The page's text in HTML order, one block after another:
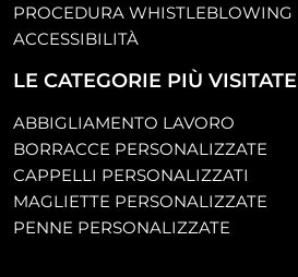
PROCEDURA WHISTLEBLOWING
ACCESSIBILITÀ
LE CATEGORIE PIÙ VISITATE
ABBIGLIAMENTO LAVORO
BORRACCE PERSONALIZZATE
CAPPELLI PERSONALIZZATI
MAGLIETTE PERSONALIZZATE
PENNE PERSONALIZZATE